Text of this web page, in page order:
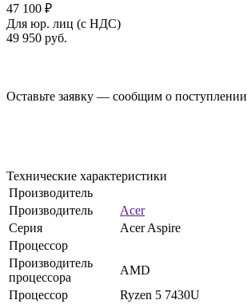
47 100 ₽
Для юр. лиц (с НДС)
49 950 руб.
Оставьте заявку — сообщим о поступлении
Технические характеристики
Производитель
Производитель
Acer
Серия
Acer Aspire
Процессор
Производитель
процессора
AMD
Процессор
Ryzen 5 7430U